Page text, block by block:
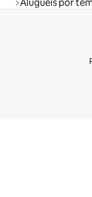
Aluguéis por